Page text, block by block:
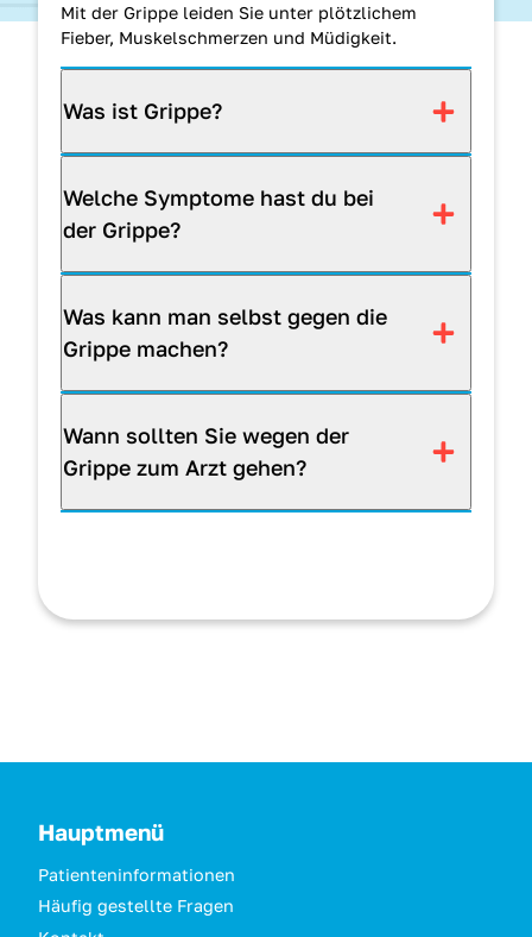
Mit der Grippe leiden Sie unter plötzlichem
Fieber, Muskelschmerzen und Müdigkeit.
Was ist Grippe?
Welche Symptome hast du bei
der Grippe?
Was kann man selbst gegen die
Grippe machen?
Wann sollten Sie wegen der
Grippe zum Arzt gehen?
Hauptmenü
Patienteninformationen
Häufig gestellte Fragen